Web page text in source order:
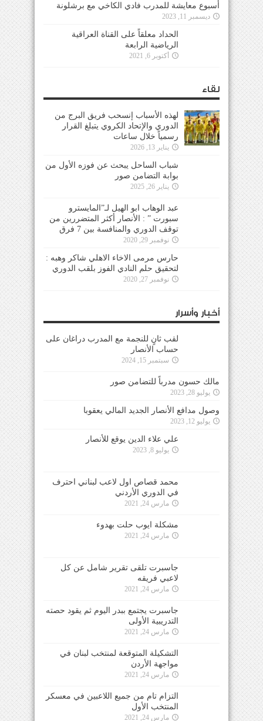
أسبوع معايشة للمدرب فادي الكاخي مع برشلونة
ديسمبر 11, 2023
الحداد معلقاً على القناة العراقية
الرياضية الرابعة
أكتوبر 6, 2021
لقاء
لهذه الأسباب إنسحب فريق البرج من
الدوري والإتحاد الكروي يتبلغ القرار
رسمياً خلال ساعات
يناير 13, 2026
شباب الساحل يبحث عن فوزه الأول من
بوابة التضامن صور
يناير 26, 2025
عبد الوهاب ابو الهيل لـ”المايسترو
سبورت ” : الأنصار أكثر المتضررين من
توقف الدوري والمنافسة بين 7 فرق
نوفمبر 29, 2020
حارس مرمى الاخاء الاهلي شاكر وهبه :
لتحقيق حلم النادي الفوز بلقب الدوري
نوفمبر 27, 2020
أخبار وأسرار
لقب ثانٍ للنجمة مع المدرب دراغان على
حساب الأنصار
سبتمبر 15, 2024
مالك حسون مدرباً للتضامن صور
يوليو 28, 2023
وصول مدافع الأنصار الجديد المالي يعقوبا
يوليو 12, 2023
علي علاء الدين يوقع للأنصار
يوليو 8, 2023
محمد قصاص اول لاعب لبناني احترف
في الدوري الأردني
مارس 24, 2021
مشكلة ايوب حلت بهدوء
مارس 24, 2021
جاسبرت تلقى تقرير شامل عن كل
لاعبي فريقه
مارس 24, 2021
جاسبرت يجتمع ببدر اليوم ثم يقود حصته
التدريبية الأولى
مارس 24, 2021
التشكيلة المتوقعة لمنتخب لبنان في
مواجهة الأردن
مارس 24, 2021
التزام تام من جميع اللاعبين في معسكر
المنتخب الأول
مارس 24, 2021